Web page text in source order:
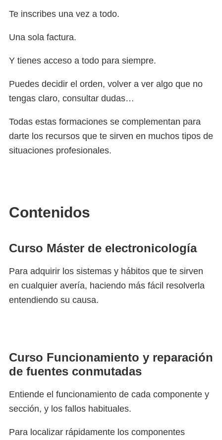
Te inscribes una vez a todo.
Una sola factura.
Y tienes acceso a todo para siempre.
Puedes decidir el orden, volver a ver algo que no
tengas claro, consultar dudas…
Todas estas formaciones se complementan para
darte los recursos que te sirven en muchos tipos de
situaciones profesionales.
Contenidos
Curso Máster de electronicología
Para adquirir los sistemas y hábitos que te sirven
en cualquier avería, haciendo más fácil resolverla
entendiendo su causa.
Curso Funcionamiento y reparación
de fuentes conmutadas
Entiende el funcionamiento de cada componente y
sección, y los fallos habituales.
Para localizar rápidamente los componentes